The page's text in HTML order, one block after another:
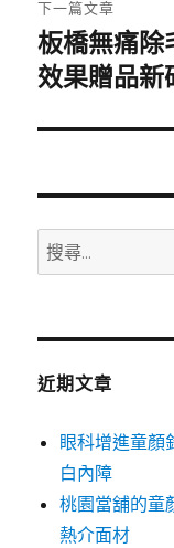
下一篇文章
下
一
文
板橋無痛除
效果贈品新
搜
尋
鍵
近期文章
眼科增進童顏
白內障
桃園當舖的童
熱介面材